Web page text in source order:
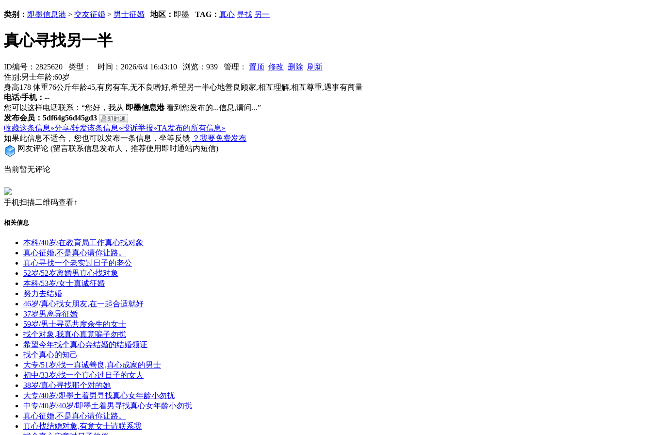
类别： 即墨信息港 > 交友征婚 > 男士征婚 地区： 即墨 TAG： 真心 寻找 另一
真心寻找另一半
ID编号：2825620 类型： 时间：2026/6/4 16:43:10 浏览：939 管理： 置顶 修改 删除 刷新
性别:男士年龄:60岁
身高178 体重76公斤年龄45,有房有车,无不良嗜好,希望另一半心地善良顾家,相互理解,相互尊重,遇事有商量
电话/手机： --
您可以这样电话联系：“您好，我从 即墨信息港看到您发布的...信息,请问...”
发布会员：5df64g56d45gd3
收藏这条信息»分享/转发该条信息»投诉举报»TA发布的所有信息»
如果此信息不适合，您也可以发布一条信息，坐等反馈 ？我要免费发布
网友评论 (留言联系信息发布人，推荐使用即时通站内短信)
当前暂无评论
手机扫描二维码查看↑
相关信息
本科/40岁/在教育局工作真心找对象
真心征婚,不是真心请你让路。
真心寻找一个老实过日子的老公
52岁/52岁离婚男真心找对象
本科/53岁/女士真诚征婚
努力去结婚
46岁/真心找女朋友,在一起合适就好
37岁男离异征婚
59岁/男士寻觅共度余生的女士
找个对象,我真心真意骗子勿扰
希望今年找个真心奔结婚的结婚领证
找个真心的知己
大专/51岁/找一真诚善良,真心成家的男士
初中/33岁/找一个真心过日子的女人
38岁/真心寻找那个对的她
大专/40岁/即墨土着男寻找真心女年龄小勿扰
中专/40岁/40岁/即墨土着男寻找真心女年龄小勿扰
真心征婚,不是真心请你让路。
真心找结婚对象,有意女士请联系我